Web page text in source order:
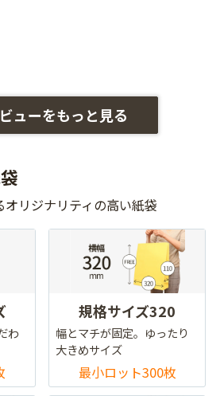
ューをもっと見る
リジナリティの高い紙袋
わ
規格サイズ320
幅とマチが固定。ゆったり
大きめサイズ
最小ロット300枚